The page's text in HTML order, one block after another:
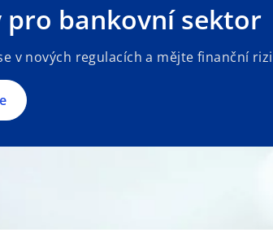
pro bankovní sektor
v nových regulacích a mějte finanční